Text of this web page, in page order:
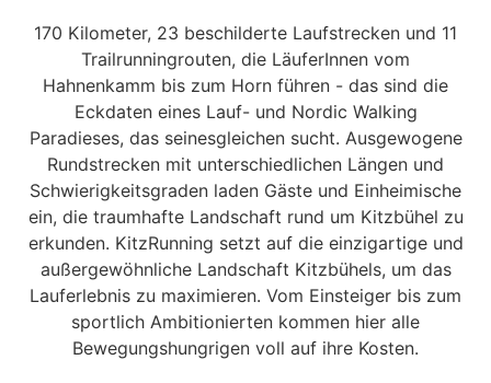
170 Kilometer, 23 beschilderte Laufstrecken und 11
Trailrunningrouten, die LäuferInnen vom
Hahnenkamm bis zum Horn führen - das sind die
Eckdaten eines Lauf- und Nordic Walking
Paradieses, das seinesgleichen sucht. Ausgewogene
Rundstrecken mit unterschiedlichen Längen und
Schwierigkeitsgraden laden Gäste und Einheimische
ein, die traumhafte Landschaft rund um Kitzbühel zu
erkunden. KitzRunning setzt auf die einzigartige und
außergewöhnliche Landschaft Kitzbühels, um das
Lauferlebnis zu maximieren. Vom Einsteiger bis zum
sportlich Ambitionierten kommen hier alle
Bewegungshungrigen voll auf ihre Kosten.